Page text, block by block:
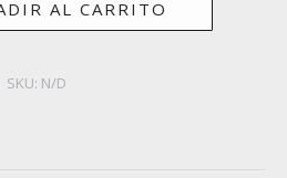
AL CARRITO
SKU: N/D